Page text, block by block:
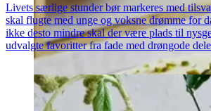
Livets særlige stunder bør markeres med
skal flugte med unge og voksne drømme for
ikke desto mindre skal der være plads til
udvalgte favoritter fra fade med drøngode